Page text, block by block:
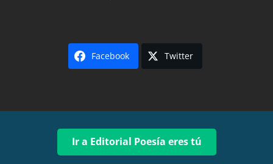
Facebook Twitter
Ir a Editorial Poesía eres tú